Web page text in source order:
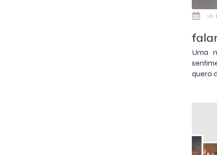
10
Uma
quero